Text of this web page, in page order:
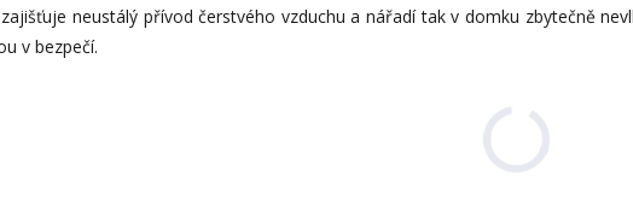
neustálý přívod čerstvého vzduchu a nářadí tak v domku zbytečně
v bezpečí.